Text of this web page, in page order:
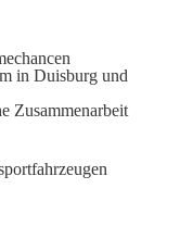
in Duisburg und
Zusammenarbeit